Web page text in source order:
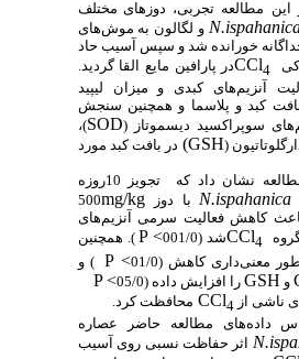
این مطالعه تجربی، دوزهای مختلف
و لگالون به موش‌های
خورانده شد و سپس آسیب حاد
CCl4
در پارافین مایع القا گردید.
آنزیم‌های کبدی و میزان لیپید
کبد و پلاسما و همچنین سنجش
سوپراکسید دیسموتاز (SOD)،
(
(GSH در بافت کبد مورد
یافته‌های مطالعه نشان داد که تجویز 10روزه
N.ispahanicaبا دوزmg/kg
500
کاهش فعالیت سرمی آنزیم‌های
CCl4 شد (001/0 P <). همچنین
معنی‌داری کاهش (01/0 P <
) و
و GSHرا افزایش داده (05/0 P <
ناشی از CCl4
محافظت کرد.
داده‌های مطالعه حاضر عصاره
اثر حفاظت نسبی روی آسیب